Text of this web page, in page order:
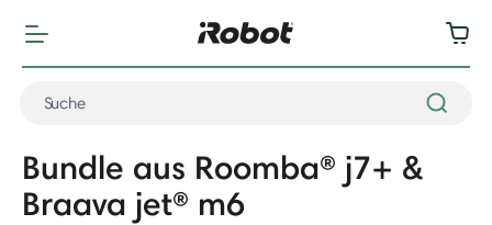
Bundle aus Roomba® j7+ &
Braava jet® m6